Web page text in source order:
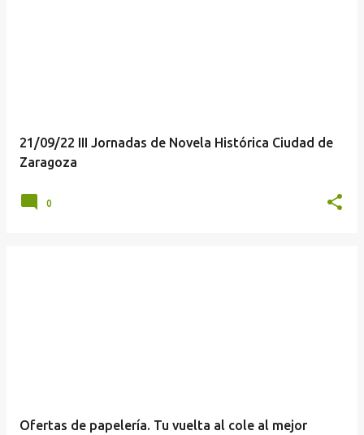
21/09/22 III Jornadas de Novela Histórica Ciudad de
Zaragoza
0
Ofertas de papelería. Tu vuelta al cole al mejor